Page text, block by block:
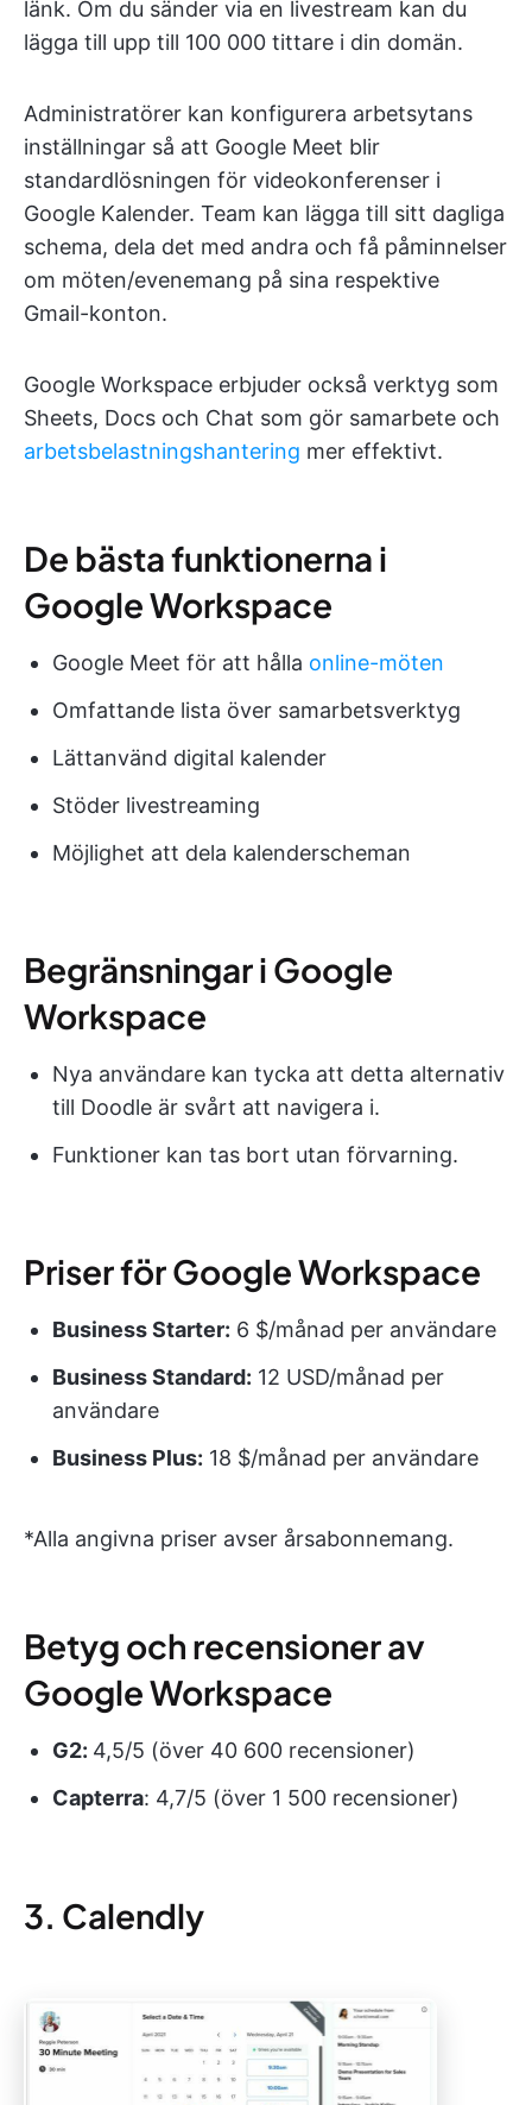
länk. Om du sänder via en livestream kan du
lägga till upp till 100 000 tittare i din domän.
Administratörer kan konfigurera arbetsytans
inställningar så att Google Meet blir
standardlösningen för videokonferenser i
Google Kalender. Team kan lägga till sitt dagliga
schema, dela det med andra och få påminnelser
om möten/evenemang på sina respektive
Gmail-konton.
Google Workspace erbjuder också verktyg som
Sheets, Docs och Chat som gör samarbete och
arbetsbelastningshantering mer effektivt.
De bästa funktionerna i
Google Workspace
Google Meet för att hålla online-möten
Omfattande lista över samarbetsverktyg
Lättanvänd digital kalender
Stöder livestreaming
Möjlighet att dela kalenderscheman
Begränsningar i Google
Workspace
Nya användare kan tycka att detta alternativ
till Doodle är svårt att navigera i.
Funktioner kan tas bort utan förvarning.
Priser för Google Workspace
Business Starter: 6 $/månad per användare
Business Standard: 12 USD/månad per
användare
Business Plus: 18 $/månad per användare
*Alla angivna priser avser årsabonnemang.
Betyg och recensioner av
Google Workspace
G2: 4,5/5 (över 40 600 recensioner)
Capterra: 4,7/5 (över 1 500 recensioner)
3. Calendly